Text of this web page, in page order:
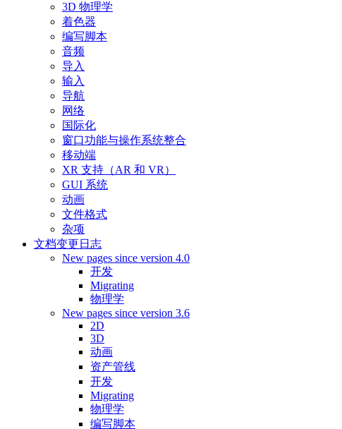
3D 物理学
着色器
编写脚本
音频
导入
输入
导航
网络
国际化
窗口功能与操作系统整合
移动端
XR 支持（AR 和 VR）
GUI 系统
动画
文件格式
杂项
文档变更日志
New pages since version 4.0
开发
Migrating
物理学
New pages since version 3.6
2D
3D
动画
资产管线
开发
Migrating
物理学
编写脚本